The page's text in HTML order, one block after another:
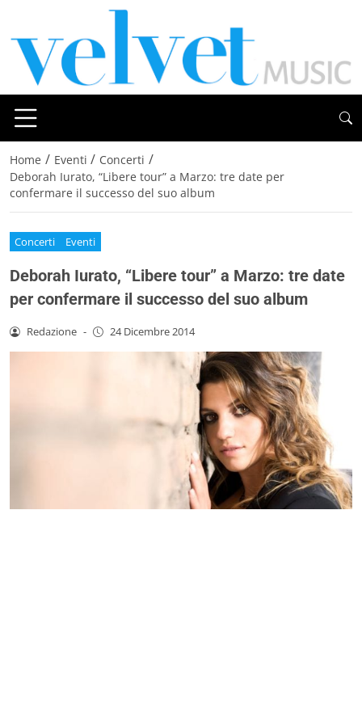
Home / Eventi / Concerti /
Deborah Iurato, “Libere tour” a Marzo: tre date per
confermare il successo del suo album
Concerti Eventi
Deborah Iurato, “Libere tour” a Marzo: tre date
per confermare il successo del suo album
Redazione - 24 Dicembre 2014